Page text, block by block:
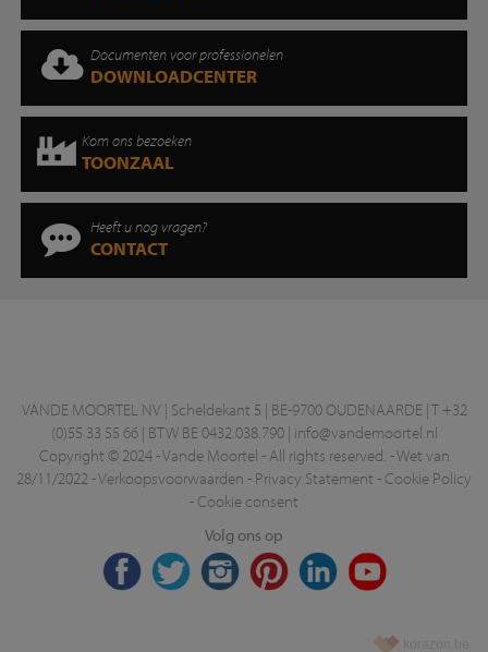
Documenten voor professionelen
DOWNLOADCENTER
Kom ons bezoeken
TOONZAAL
Heeft u nog vragen?
CONTACT
VANDE MOORTEL NV | Scheldekant 5 | BE-9700 OUDENAARDE | T +32
(0)55 33 55 66 | BTW BE 0432.038.790 | info@vandemoortel.nl
Copyright © 2024 - Vande Moortel - All rights reserved. -Wet van
28/11/2022-Verkoopsvoorwaarden - Privacy Statement - Cookie Policy
- Cookie consent
Volg ons op